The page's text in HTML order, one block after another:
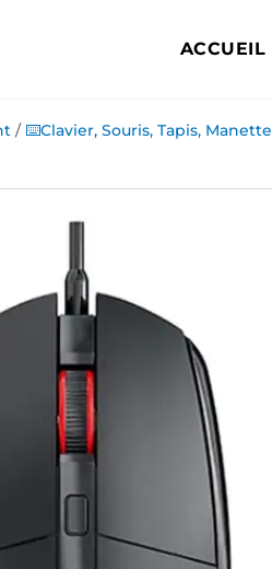
ACCUEIL
/ ⌨️Clavier, Souris, Tapis, Manette